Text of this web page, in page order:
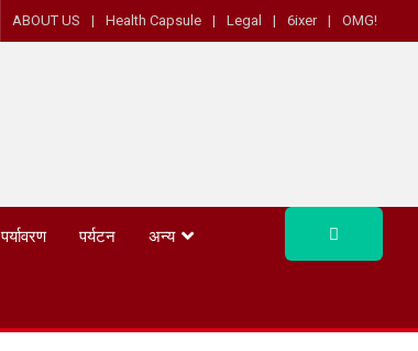
ABOUT US Health Capsule Legal 6ixer OMG!
पर्यावरण पर्यटन अन्य